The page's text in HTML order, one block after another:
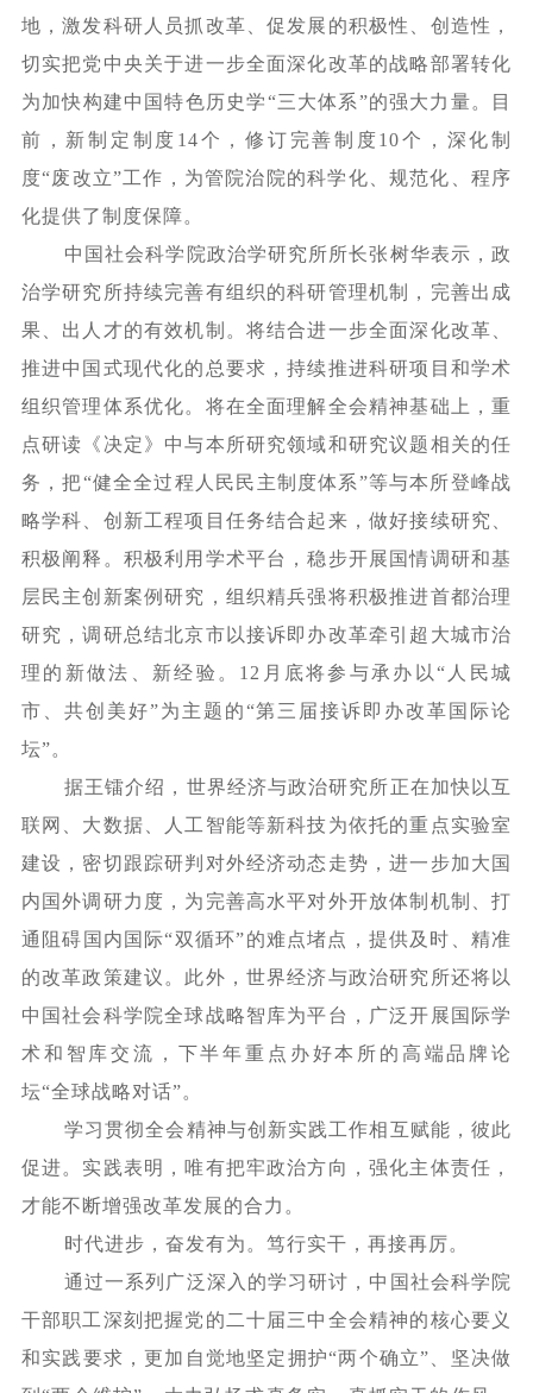
地，激发科研人员抓改革、促发展的积极性、创造性，
切实把党中央关于进一步全面深化改革的战略部署转化
为加快构建中国特色历史学“三大体系”的强大力量。目
前，新制定制度14个，修订完善制度10个，深化制
度“废改立”工作，为管院治院的科学化、规范化、程序
化提供了制度保障。
中国社会科学院政治学研究所所长张树华表示，政
治学研究所持续完善有组织的科研管理机制，完善出成
果、出人才的有效机制。将结合进一步全面深化改革、
推进中国式现代化的总要求，持续推进科研项目和学术
组织管理体系优化。将在全面理解全会精神基础上，重
点研读《决定》中与本所研究领域和研究议题相关的任
务，把“健全全过程人民民主制度体系”等与本所登峰战
略学科、创新工程项目任务结合起来，做好接续研究、
积极阐释。积极利用学术平台，稳步开展国情调研和基
层民主创新案例研究，组织精兵强将积极推进首都治理
研究，调研总结北京市以接诉即办改革牵引超大城市治
理的新做法、新经验。12月底将参与承办以“人民城
市、共创美好”为主题的“第三届接诉即办改革国际论
坛”。
据王镭介绍，世界经济与政治研究所正在加快以互
联网、大数据、人工智能等新科技为依托的重点实验室
建设，密切跟踪研判对外经济动态走势，进一步加大国
内国外调研力度，为完善高水平对外开放体制机制、打
通阻碍国内国际“双循环”的难点堵点，提供及时、精准
的改革政策建议。此外，世界经济与政治研究所还将以
中国社会科学院全球战略智库为平台，广泛开展国际学
术和智库交流，下半年重点办好本所的高端品牌论
坛“全球战略对话”。
学习贯彻全会精神与创新实践工作相互赋能，彼此
促进。实践表明，唯有把牢政治方向，强化主体责任，
才能不断增强改革发展的合力。
时代进步，奋发有为。笃行实干，再接再厉。
通过一系列广泛深入的学习研讨，中国社会科学院
干部职工深刻把握党的二十届三中全会精神的核心要义
和实践要求，更加自觉地坚定拥护“两个确立”、坚决做